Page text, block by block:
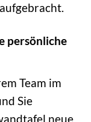
persönliche
Team im
Sie
neue